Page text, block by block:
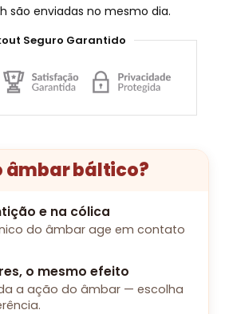
são enviadas no mesmo dia.
Seguro Garantido
âmbar báltico?
e na cólica
do âmbar age em contato
o mesmo efeito
a ação do âmbar — escolha